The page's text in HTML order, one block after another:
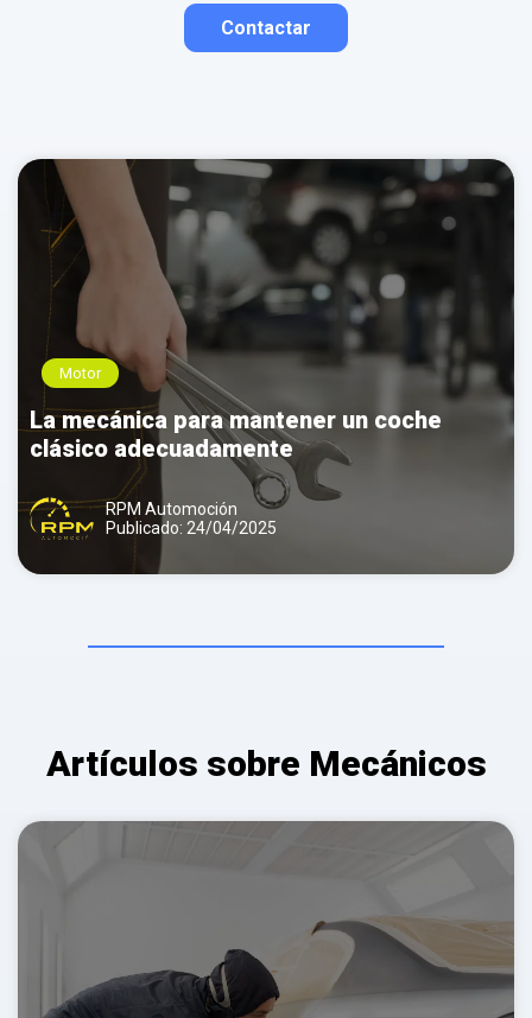
Contactar
Contactar por
Whatsapp
Motor
La mecánica para mantener un coche
clásico adecuadamente
RPM Automoción
Publicado: 24/04/2025
Artículos sobre Mecánicos